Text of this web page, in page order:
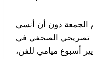
الجمعة دون أن أنسى
أسبوع ميامي للفن،